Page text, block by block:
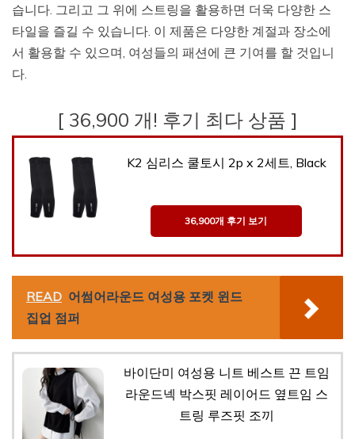
습니다. 그리고 그 위에 스트링을 활용하면 더욱 다양한 스
타일을 즐길 수 있습니다. 이 제품은 다양한 계절과 장소에
서 활용할 수 있으며, 여성들의 패션에 큰 기여를 할 것입니
다.
[ 36,900 개! 후기 최다 상품 ]
K2 심리스 쿨토시 2p x 2세트, Black
36,900개 후기 보기
READ 어썸어라운드 여성용 포켓 윈드
집업 점퍼
바이단미 여성용 니트 베스트 끈 트임
라운드넥 박스핏 레이어드 옆트임 스
트링 루즈핏 조끼